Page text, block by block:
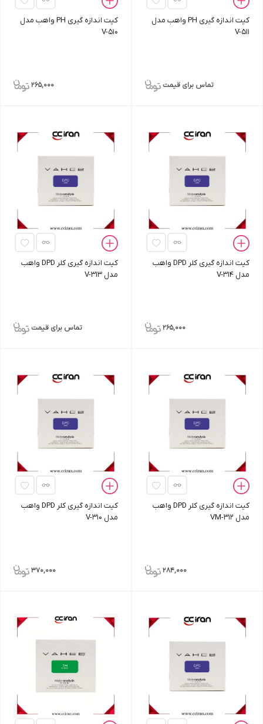
کیت اندازه‌ گیری PH واهب مدل
V-511
تماس برای قیمت
کیت اندازه‌ گیری PH واهب مدل
V-510
265,000
کیت اندازه‌ گیری کلر DPD واهب
مدل V-314
265,000
کیت اندازه‌ گیری کلر DPD واهب
مدل V-313
تماس برای قیمت
کیت اندازه‌ گیری کلر DPD واهب
مدل VM-312
284,000
کیت اندازه‌ گیری کلر DPD واهب
مدل V-310
370,000